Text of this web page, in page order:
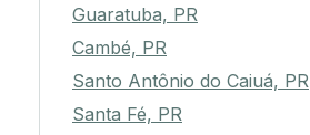
Guaratuba, PR
Cambé, PR
Santo Antônio do Caiuá, PR
Santa Fé, PR